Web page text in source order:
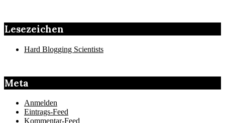
Lesezeichen
Hard Blogging Scientists
Meta
Anmelden
Eintrags-Feed
Kommentar-Feed